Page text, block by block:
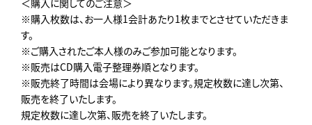
＜購入に関してのご注意＞
※購入枚数は、お一人様1会計あたり1枚までとさせていただきま
す。
※ご購入されたご本人様のみご参加可能となります。
※販売はCD購入電子整理券順となります。
※販売終了時間は会場により異なります。規定枚数に達し次第、
販売を終了いたします。
規定枚数に達し次第、販売を終了いたします。